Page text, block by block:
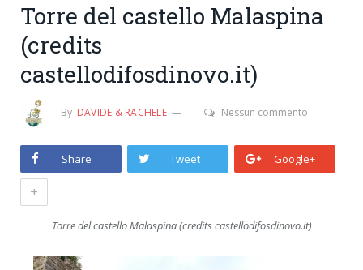
Torre del castello Malaspina
(credits
castellodifosdinovo.it)
By DAVIDE & RACHELE Nessun commento
Share Tweet Google+
+
Torre del castello Malaspina (credits castellodifosdinovo.it)